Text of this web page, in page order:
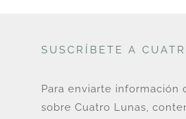
SUSCRÍBETE A
Para enviarte información
sobre Cuatro Lunas,